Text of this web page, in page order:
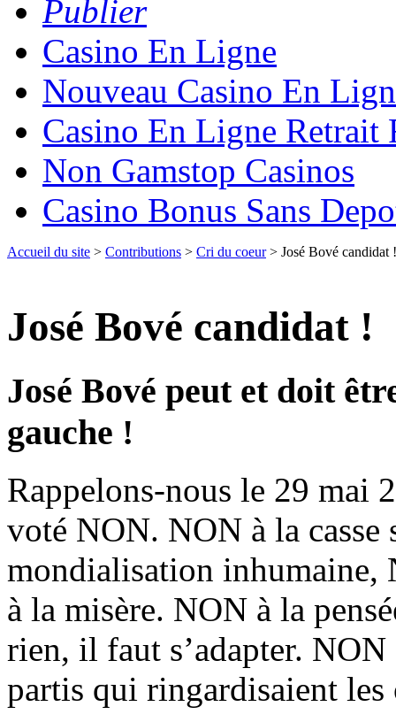
Publier
Casino En Ligne
Nouveau Casino En
Casino En Ligne Retrait
Non Gamstop Casinos
Casino Bonus Sans
Accueil du site > Contributions > Cri du coeur> José Bové candidat !
José Bové candidat !
José Bové peut et doit
gauche !
Rappelons-nous le 29 mai
voté NON. NON à la casse
mondialisation inhumaine,
à la misère. NON à la
rien, il faut s’adapter.
partis qui ringardisaient